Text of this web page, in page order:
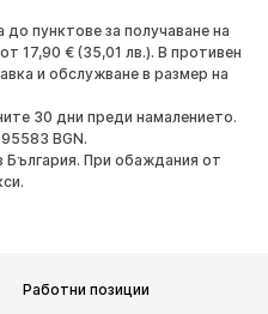
Популярно
Боти
Ботуши
Ниски обувки
пунктове за получаване на
17,90 € (35,01 лв.). В противен
и обслужване в размер на
30 дни преди намалението.
BGN.
При обаждания от
Работни позиции